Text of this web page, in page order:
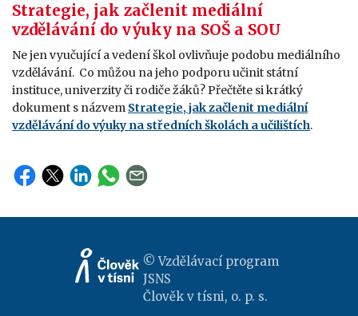
Strategie, jak začlenit mediální
vzdělávání do výuky na SOŠ a SOU
Ne jen vyučující a vedení škol ovlivňuje podobu mediálního
vzdělávání. Co můžou na jeho podporu učinit státní
instituce, univerzity či rodiče žáků? Přečtěte si krátký
dokument s názvem Strategie, jak začlenit mediální
vzdělávání do výuky na středních školách a učilištích.
© Vzdělávací program
JSNS
Člověk v tísni, o. p. s.